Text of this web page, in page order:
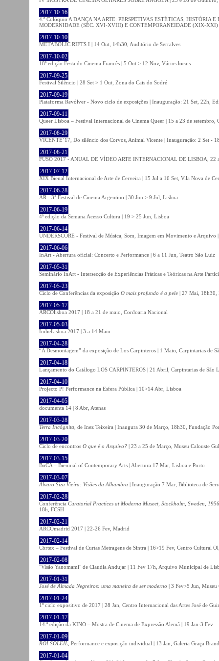
2017-10-16
4.º Colóquio A DANÇA NA ARTE: PERSPETIVAS ESTÉTICAS, HISTÓRIA
MODERNIDADE (SÉC. XVI-XVIII) E CONTEMPORANEIDADE (XIX-XXI)
2017-10-10
METABOLIC RIFTS I | 14 Out, 14h30, Auditório de Serralves
2017-10-02
18ª edição Festa do Cinema Francês | 5 Out > 12 Nov, Vários locais
2017-09-25
Festival Silêncio | 28 Set > 1 Out, Zona do Cais do Sodré
2017-09-19
Plataforma Revólver - Novo ciclo de exposições | Inauguração: 21 Set, 22h,
2017-09-11
Queer Lisboa – Festival Internacional de Cinema Queer | 15 a 23 de setembro,
2017-08-29
VICENTE´17, Do silêncio dos Corvos, Animal Vicente | Inauguração: 2 Set -
2017-08-21
FUSO 2017 - ANUAL DE VÍDEO ARTE INTERNACIONAL DE LISBOA, 22
2017-07-12
XIX Bienal Internacional de Arte de Cerveira | 15 Jul a 16 Set, Vila Nova de
2017-06-28
AR - 3° Festival de Cinema Argentino | 30 Jun > 9 Jul, Lisboa
2017-06-19
4ª edição da Semana Acesso Cultura | 19 > 25 Jun, Lisboa
2017-06-14
UNDERSCORE - Festival de Música, Som, Imagem em Movimento e Arquivo
2017-06-06
InArt - Abertura oficial: Concerto e Performance | 6 a 11 Jun, Teatro São Luiz
2017-05-31
Seminário InArt - Intersecção de Experiências Práticas e Teóricas na Arte
2017-05-23
Ciclo de Conferências da exposição O mais profundo é a pele | 27 Mai, 18h30,
2017-05-17
ARCOlisboa 2017 | 18 a 21 de maio, Cordoaria Nacional
2017-05-03
IndieLisboa 2017 | 3 a 14 Maio
2017-04-28
“A Desmontagem” da exposição de Los Carpinteros | 1 Maio, Carpintarias de
2017-04-18
Lançamento do Catálogo LOS CARPINTEROS | 21 Abril, Carpintarias de São
2017-04-10
Projecto P! Performance na Esfera Pública | 10>14 Abr, Lisboa
2017-04-05
documenta 14 | 8 Abr, Atenas
2017-03-28
Terra Incógnita , de Inez Teixeira | Inaugura 30 de Março, 18h30, Fundação
2017-03-20
Ciclo de encontros O que é o Arquivo? | 23 a 25 de Março, Museu Calouste
2017-03-15
BoCA – Biennial of Contemporary Arts | Abertura 17 Mar, Lisboa e Porto
2017-03-07
Álvaro Siza Vieira: Visões da Alhambra | Inauguração 7 Mar, Biblioteca de
2017-02-28
Conferência Curatorial Practices at Moderna Museet, Stockholm, Sweden,
18h, FCSH
2017-02-21
ARCOmadrid 2017 | 22-26 Fev, Madrid
2017-02-14
Córtex – Festival de Curtas Metragens de Sintra | 16>19 Fev, Centro Cultural
2017-02-08
"Visão Yanomami" de Claudia Andujar | 11 Fev 17h, Arquivo Municipal de
2017-01-31
José de Almada Negreiros: uma maneira de ser moderno | 3 Fev>5 Jun,
2017-01-24
1º ciclo expositivo de 2017 | 28 Jan, Centro Internacional das Artes José de
2017-01-17
14.ª edição da KINO – Mostra de Cinema de Expressão Alemã | 19 Jan-3 Fev
2017-01-09
ROI SOLEIL , Performance e exposição individual | 13 Jan, Galeria Graça
2017-01-04